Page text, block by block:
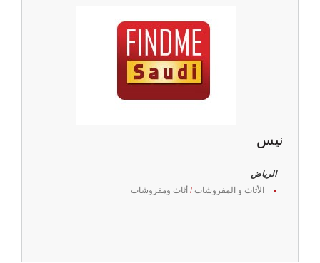
نيس
الرياض
الأثاث و المفروشات/ أثاث ومفروشات